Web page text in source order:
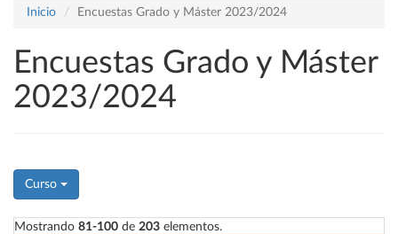
Inicio Encuestas Grado y Máster 2023/2024
Encuestas Grado y Máster
2023/2024
Curso
Mostrando 81-100 de 203 elementos.